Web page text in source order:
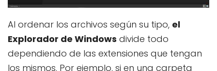
Al ordenar los archivos según su tipo, el
Explorador de Windows divide todo
dependiendo de las extensiones que tengan
los mismos. Por ejemplo, si en una carpeta